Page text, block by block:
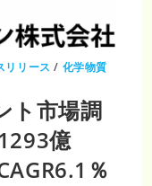
リリース / 化学物質
ト市場調
億
％